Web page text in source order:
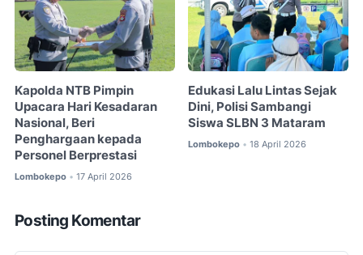
Kapolda NTB Pimpin
Upacara Hari Kesadaran
Nasional, Beri
Penghargaan kepada
Personel Berprestasi
Lombokepo • 17 April 2026
Edukasi Lalu Lintas Sejak
Dini, Polisi Sambangi
Siswa SLBN 3 Mataram
Lombokepo • 18 April 2026
Posting Komentar